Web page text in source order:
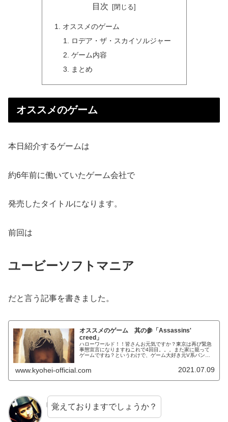
目次
オススメのゲーム
ロデア・ザ・スカイソルジャー
ゲーム内容
まとめ
オススメのゲーム
本日紹介するゲームは
約6年前に働いていたゲーム会社で
発売したタイトルになります。
前回は
ユービーソフトマニア
だと言う記事を書きました。
オススメのゲーム 其の参「Assassins'
creed」
ハローワールド！！皆さんお元気ですか？東京は再び緊急
事態宣言になりますねこれで4回目。。。また家に籠って
ゲームですね？というわけで、ゲーム大好き元V系バンド
www.kyohei-official.com 2021.07.09
覚えておりますでしょうか？